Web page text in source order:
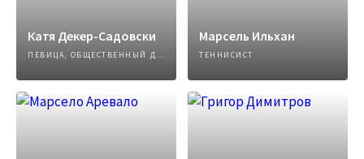
Катя Декер-Садовски
ПЕВИЦА, ОБЩЕСТВЕННЫЙ ДЕЯТЕЛЬ, АДВОКАТ, ТЕННИСИСТ
Марсель Ильхан
ТЕННИСИСТ